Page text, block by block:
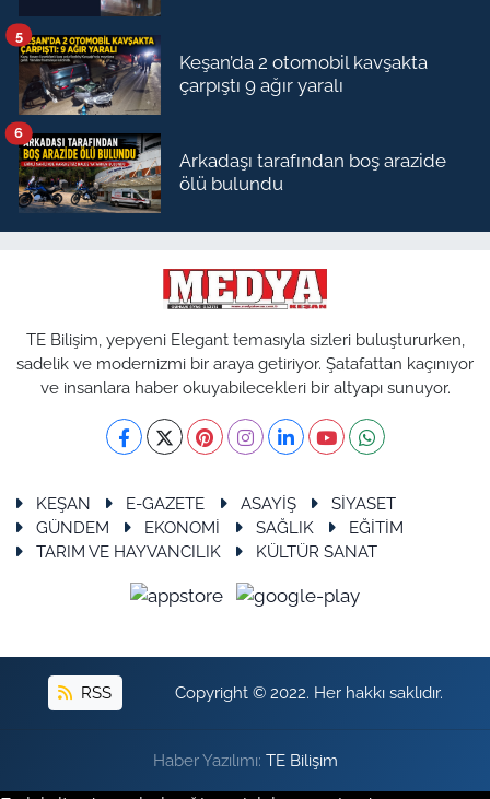
Keşan’da 2 otomobil kavşakta
çarpıştı 9 ağır yaralı
5
Arkadaşı tarafından boş arazide
ölü bulundu
6
TE Bilişim, yepyeni Elegant temasıyla sizleri buluştururken,
sadelik ve modernizmi bir araya getiriyor. Şatafattan kaçınıyor
ve insanlara haber okuyabilecekleri bir altyapı sunuyor.
KEŞAN E-GAZETE ASAYİŞ
SİYASET
GÜNDEM
EKONOMİ SAĞLIK
EĞİTİM
TARIM VE HAYVANCILIK
KÜLTÜR SANAT
RSS Copyright © 2022. Her hakkı saklıdır.
Haber Yazılımı: TE Bilişim